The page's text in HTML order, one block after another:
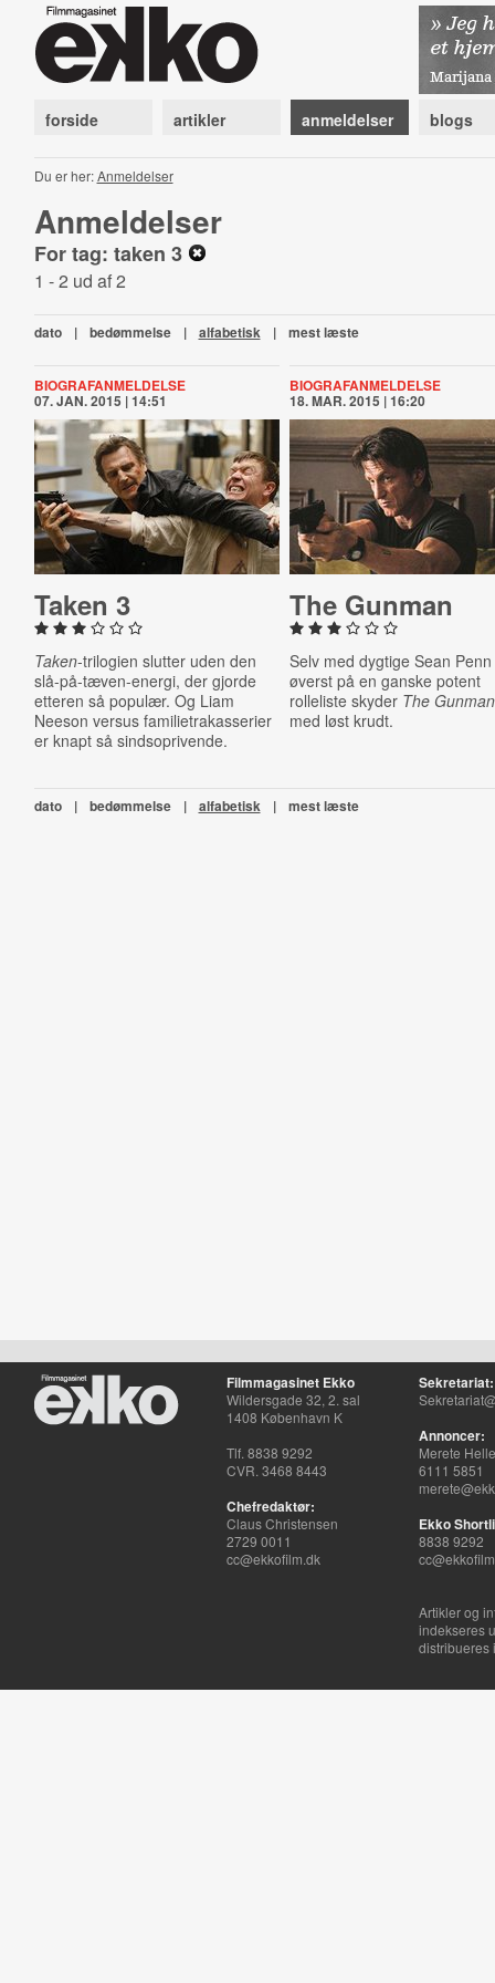
forside artikler anmeldelser blogs
Du er her:Anmeldelser
Anmeldelser
For tag: taken 3
1 - 2 ud af 2
dato | bedømmelse | alfabetisk | mest læste
BIOGRAFANMELDELSE
07. JAN. 2015 | 14:51
Taken 3
Taken-trilogien slutter uden den
slå-på-tæven-energi, der gjorde
etteren så populær. Og Liam
Neeson versus familietrakasserier
er knapt så sindsoprivende.
BIOGRAFANMELDELSE
18. MAR. 2015 | 16:20
The Gunman
Selv med dygtige Sean Penn
øverst på en ganske potent
rolleliste skyder The Gunman
med løst krudt.
dato | bedømmelse | alfabetisk | mest læste
Filmmagasinet Ekko
Wildersgade 32, 2. sal
1408 København K
Tlf. 8838 9292
CVR. 3468 8443
Chefredaktør:
Claus Christensen
2729 0011
cc@ekkofilm.dk
Sekretariat:
Annoncer:
Merete
6111 5851
Ekko
8838 9292
Artikler og
indekseres
distribueres